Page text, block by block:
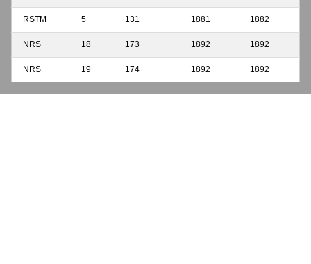
RSTM 5 131 1881 1882
NRS 18 173 1892 1892
NRS 19 174 1892 1892